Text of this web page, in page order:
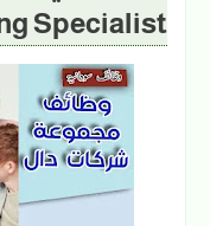
Specialist